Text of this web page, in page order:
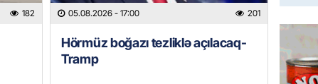
182 05.08.2026 - 17:00 201
Hörmüz boğazı tezliklə açılacaq-
Tramp
GÜNDƏM
–